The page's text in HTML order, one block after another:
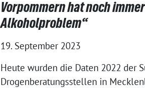
Vorpommern hat noch
Alkoholproblem“
19. September 2023
Heute wurden die Daten 2022 der
Drogenberatungsstellen in